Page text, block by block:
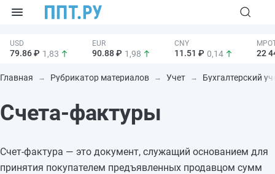
79.86 ₽ 1,83 90.88 ₽ 1,98 11.51 ₽ 0,14 22
Главная Рубрикатор материалов Учет Бухгалтерский
Счета-фактуры
Счет-фактура — это документ, служащий основанием для
принятия покупателем предъявленных продавцом сумм